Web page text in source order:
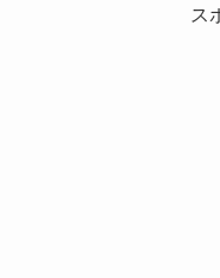
ス